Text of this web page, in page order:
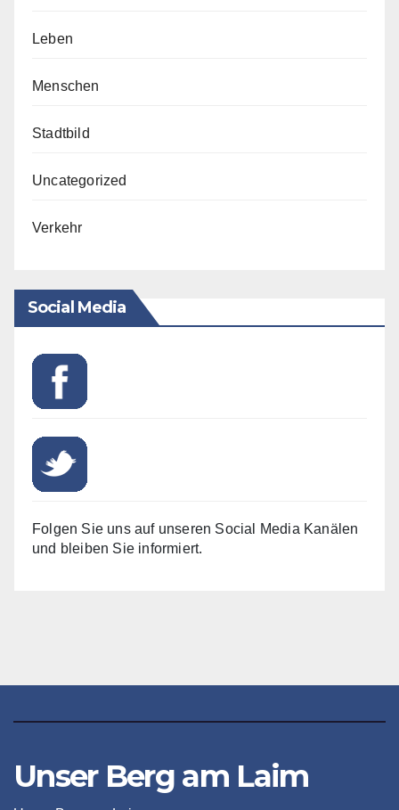
Leben
Menschen
Stadtbild
Uncategorized
Verkehr
Social Media
Folgen Sie uns auf unseren Social Media Kanälen
und bleiben Sie informiert.
Unser Berg am Laim